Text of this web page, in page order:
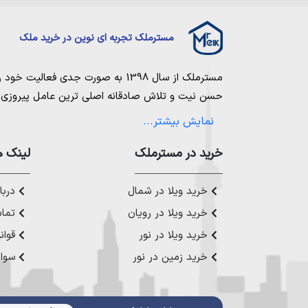
اگر شما هم قصد خرید ملک در روستاهای شمالی را دارید،
بی‌مانند می‌باشد. اگر شما هم قصد استعلام ملک مورد نظر خود
کنید. شما می‌توانید از طریق تماس با کارشناسان مستر ملک‌، راه
مسترملک تجربه ای نوین در خرید ملک
مسترملک از سال 1398 به صورت جدی فعالیت خود را آغاز کرد. ما در مجموعه
حسن نیت و تلاش صادقانه اصلی ترین عامل پیروزی
مساعی خویش را به کار میگیریم تا بتوانیم با
ملک در شمال،خرید زمین در نور خرید زمین در
رویان،خرید زمین در محمودآباد خرید
چمستان ،خرید ویلا در نوشهر خرید ویلا در
عزیز خدمت کنیم.
نمایش بیشتر...
خرید در مستر‌ملک
خرید ویلا در شمال
خرید ویلا در رویان
خرید ویلا در نور
خرید زمین در نور
لینک